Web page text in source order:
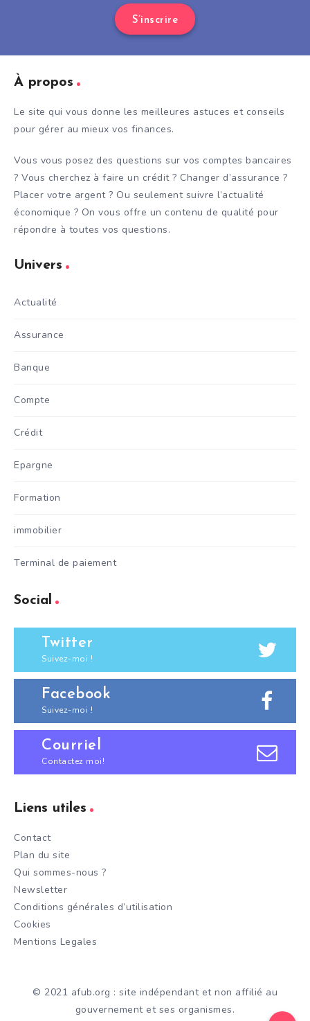
S’inscrire
À propos
Le site qui vous donne les meilleures astuces et conseils
pour gérer au mieux vos finances.
Vous vous posez des questions sur vos comptes bancaires
? Vous cherchez à faire un crédit ? Changer d’assurance ?
Placer votre argent ? Ou seulement suivre l’actualité
économique ? On vous offre un contenu de qualité pour
répondre à toutes vos questions.
Univers
Actualité
Assurance
Banque
Compte
Crédit
Epargne
Formation
immobilier
Terminal de paiement
Social
Twitter
Suivez-moi !
Facebook
Suivez-moi !
Courriel
Contactez moi!
Liens utiles
Contact
Plan du site
Qui sommes-nous ?
Newsletter
Conditions générales d’utilisation
Cookies
Mentions Legales
© 2021 afub.org : site indépendant et non affilié au
gouvernement et ses organismes.